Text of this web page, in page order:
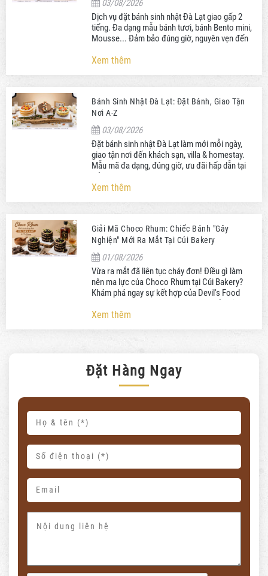
03/08/2026
Dịch vụ đặt bánh sinh nhật Đà Lạt giao gấp 2
tiếng. Đa dạng mẫu bánh tươi, bánh Bento mini,
Mousse... Đảm bảo đúng giờ, nguyên vẹn đến
Xem thêm
Bánh Sinh Nhật Đà Lạt: Đặt Bánh, Giao Tận
Nơi A-Z
03/08/2026
Đặt bánh sinh nhật Đà Lạt làm mới mỗi ngày,
giao tận nơi đến khách sạn, villa & homestay.
Mẫu mã đa dạng, đúng giờ, ưu đãi hấp dẫn tại
Củi Bakery.
Xem thêm
Giải Mã Choco Rhum: Chiếc Bánh "Gây
Nghiện" Mới Ra Mắt Tại Củi Bakery
01/08/2026
Vừa ra mắt đã liên tục cháy đơn! Điều gì làm
nên ma lực của Choco Rhum tại Củi Bakery?
Khám phá ngay sự kết hợp của Devil's Food
Cake và rượu Rhum. Đặt bánh ngay kẻo lỡ!
Xem thêm
Đặt Hàng Ngay